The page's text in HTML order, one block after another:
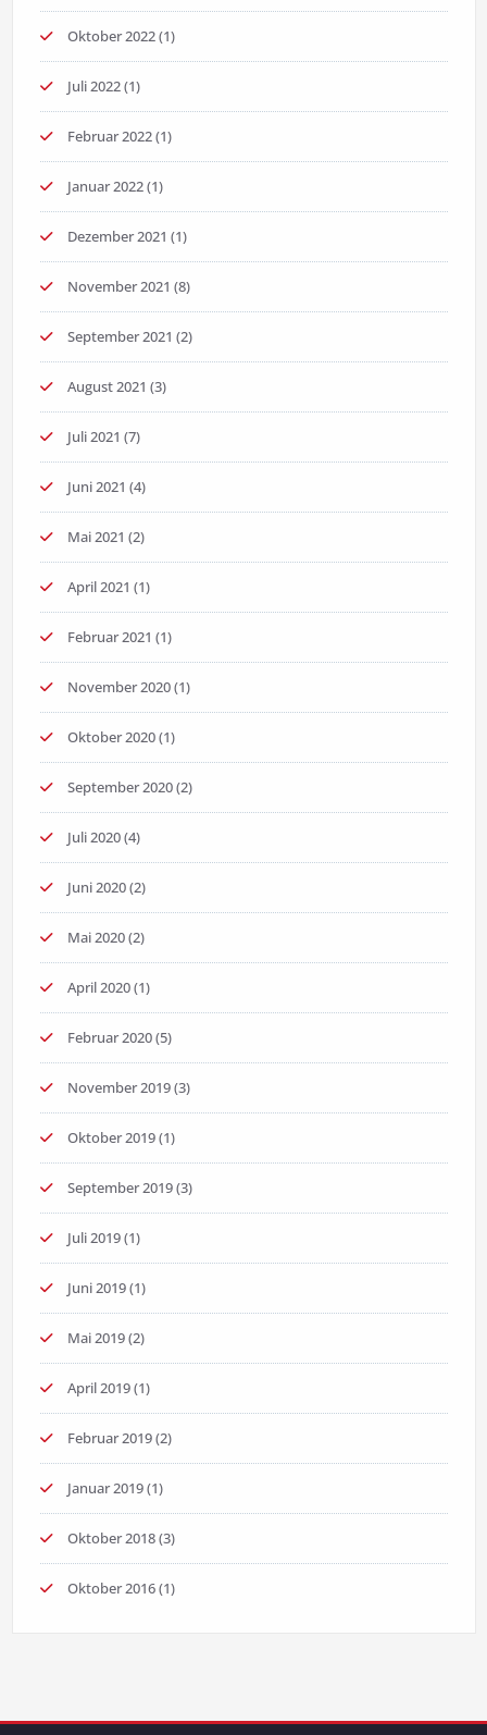
Oktober 2022(1)
Juli 2022(1)
Februar 2022(1)
Januar 2022(1)
Dezember 2021 (1)
November 2021 (8)
September 2021 (2)
August 2021 (3)
Juli 2021 (7)
Juni 2021 (4)
Mai 2021 (2)
April 2021 (1)
Februar 2021 (1)
November 2020(1)
Oktober 2020(1)
September 2020(2)
Juli 2020(4)
Juni 2020(2)
Mai 2020(2)
April 2020(1)
Februar 2020(5)
November 2019(3)
Oktober 2019(1)
September 2019(3)
Juli 2019(1)
Juni 2019(1)
Mai 2019(2)
April 2019(1)
Februar 2019(2)
Januar 2019(1)
Oktober 2018(3)
Oktober 2016(1)